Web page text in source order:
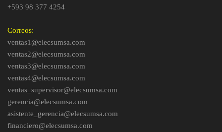
+593 98 377 4254
Correos:
ventas1@elecsumsa.com
ventas2@elecsumsa.com
ventas3@elecsumsa.com
ventas4@elecsumsa.com
ventas_supervisor@elecsumsa.com
gerencia@elecsumsa.com
asistente_gerencia@elecsumsa.com
financiero@elecsumsa.com